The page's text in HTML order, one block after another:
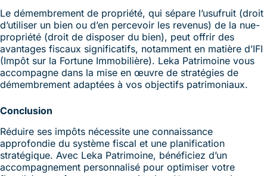
Le démembrement de propriété, qui sépare l’usufruit (droit
d’utiliser un bien ou d’en percevoir les revenus) de la nue-
propriété (droit de disposer du bien), peut offrir des
avantages fiscaux significatifs, notamment en matière d’IFI
(Impôt sur la Fortune Immobilière). Leka Patrimoine vous
accompagne dans la mise en œuvre de stratégies de
démembrement adaptées à vos objectifs patrimoniaux.
Conclusion
Réduire ses impôts nécessite une connaissance
approfondie du système fiscal et une planification
stratégique. Avec Leka Patrimoine, bénéficiez d’un
accompagnement personnalisé pour optimiser votre